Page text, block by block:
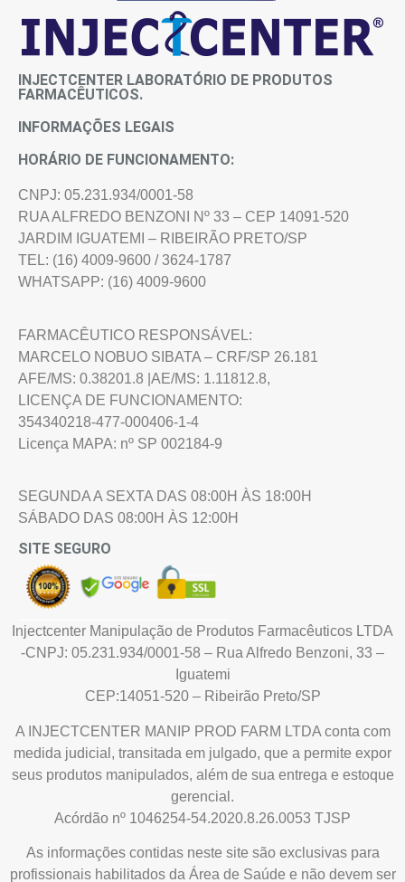
INJECTCENTER LABORATÓRIO DE PRODUTOS
FARMACÊUTICOS.
INFORMAÇÕES LEGAIS
HORÁRIO DE FUNCIONAMENTO:
CNPJ: 05.231.934/0001-58
RUA ALFREDO BENZONI Nº 33 – CEP 14091-520
JARDIM IGUATEMI – RIBEIRÃO PRETO/SP
TEL: (16) 4009-9600 / 3624-1787
WHATSAPP: (16) 4009-9600
FARMACÊUTICO RESPONSÁVEL:
MARCELO NOBUO SIBATA – CRF/SP 26.181
AFE/MS: 0.38201.8 |AE/MS: 1.11812.8,
LICENÇA DE FUNCIONAMENTO:
354340218-477-000406-1-4
Licença MAPA: nº SP 002184-9
SEGUNDA A SEXTA DAS 08:00H ÀS 18:00H
SÁBADO DAS 08:00H ÀS 12:00H
SITE SEGURO
Injectcenter Manipulação de Produtos Farmacêuticos LTDA
-CNPJ: 05.231.934/0001-58 – Rua Alfredo Benzoni, 33 –
Iguatemi
CEP:14051-520 – Ribeirão Preto/SP
A INJECTCENTER MANIP PROD FARM LTDA conta com
medida judicial, transitada em julgado, que a permite expor
seus produtos manipulados, além de sua entrega e estoque
gerencial.
Acórdão nº 1046254-54.2020.8.26.0053 TJSP
As informações contidas neste site são exclusivas para
profissionais habilitados da Área de Saúde e não devem ser